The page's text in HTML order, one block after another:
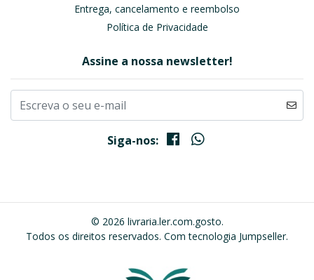
Entrega, cancelamento e reembolso
Política de Privacidade
Assine a nossa newsletter!
Siga-nos:
© 2026 livraria.ler.com.gosto.
Todos os direitos reservados. Com tecnologia Jumpseller.